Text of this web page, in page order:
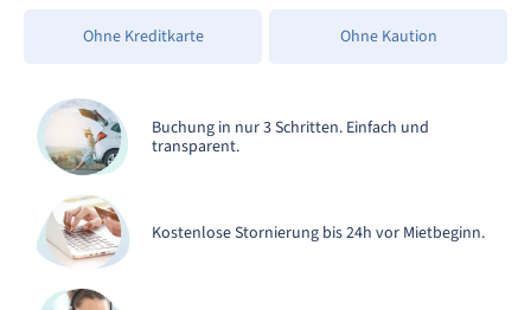
Ohne Kreditkarte Ohne Kaution
Buchung in nur 3 Schritten. Einfach und
transparent.
Kostenlose Stornierung bis 24h vor Mietbeginn.